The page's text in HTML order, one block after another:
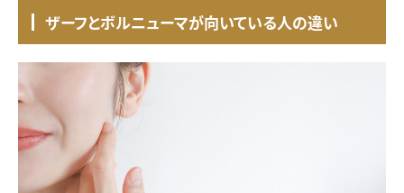
ザーフとボルニューマが向いている人の違い